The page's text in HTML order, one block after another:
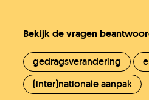
Bekijk de vragen
gedragsverandering
(inter)nationale aanpak